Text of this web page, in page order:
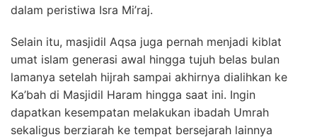
dalam peristiwa Isra Mi’raj.
Selain itu, masjidil Aqsa juga pernah menjadi kiblat
umat islam generasi awal hingga tujuh belas bulan
lamanya setelah hijrah sampai akhirnya dialihkan ke
Ka’bah di Masjidil Haram hingga saat ini. Ingin
dapatkan kesempatan melakukan ibadah Umrah
sekaligus berziarah ke tempat bersejarah lainnya